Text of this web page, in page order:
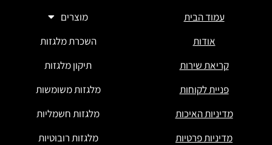
עמוד הבית
אודות
קריאת שירות
פניית לקוחות
מדיניות האיכות
מדיניות פרטיות
מוצרים
השכרת מלגזות
תיקון מלגזות
מלגזות משומשות
מלגזות חשמליות
מלגזות רובוטיות